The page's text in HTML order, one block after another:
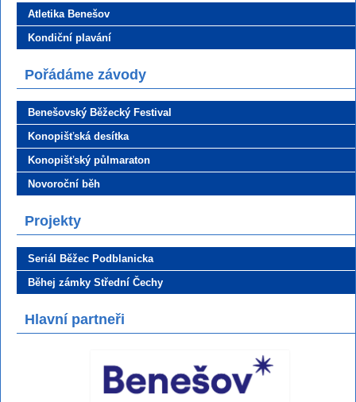
Atletika Benešov
Kondiční plavání
Pořádáme závody
Benešovský Běžecký Festival
Konopišťská desítka
Konopišťský půlmaraton
Novoroční běh
Projekty
Seriál Běžec Podblanicka
Běhej zámky Střední Čechy
Hlavní partneři